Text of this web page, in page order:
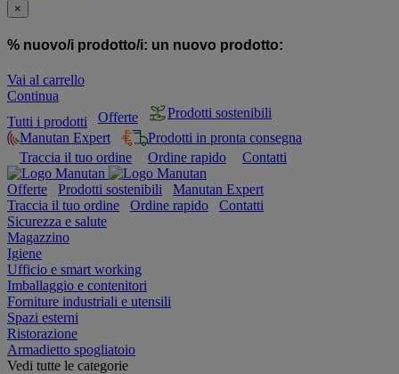
×
% nuovo/i prodotto/i: un nuovo prodotto:
Vai al carrello
Continua
Tutti i prodotti
Offerte
Prodotti sostenibili
Manutan Expert
Prodotti in pronta consegna
Traccia il tuo ordine
Ordine rapido Contatti
Offerte Prodotti sostenibili
Manutan Expert
Traccia il tuo ordine
Ordine rapido
Contatti
Sicurezza e salute
Magazzino
Igiene
Ufficio e smart working
Imballaggio e contenitori
Forniture industriali e utensili
Spazi esterni
Ristorazione
Armadietto spogliatoio
Vedi tutte le categorie